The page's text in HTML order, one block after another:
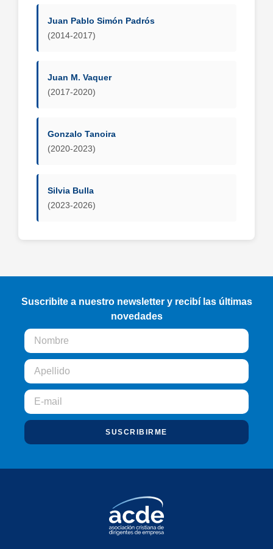
Juan Pablo Simón Padrós
(2014-2017)
Juan M. Vaquer
(2017-2020)
Gonzalo Tanoira
(2020-2023)
Silvia Bulla
(2023-2026)
Suscribite a nuestro newsletter y recibí las últimas
novedades
SUSCRIBIRME